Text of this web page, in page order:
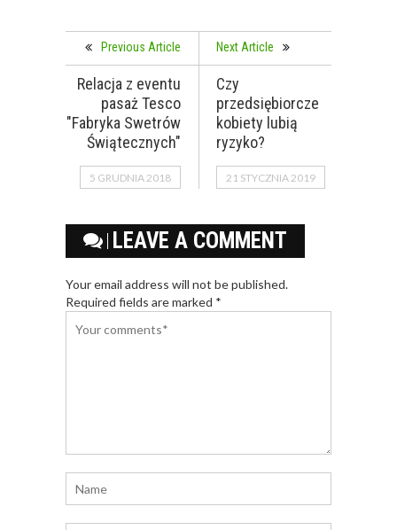
Previous Article
Relacja z eventu
pasaż Tesco
"Fabryka Swetrów
Świątecznych"
5 GRUDNIA 2018
Next Article
Czy
przedsiębiorcze
kobiety lubią
ryzyko?
21 STYCZNIA 2019
LEAVE A COMMENT
Your email address will not be published.
Required fields are marked *